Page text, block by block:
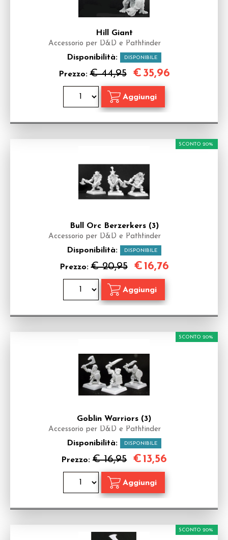
Hill Giant
Accessorio per D&D e Pathfinder
Disponibilità: DISPONIBILE
Prezzo:€ 44,95 € 35,96
Bull Orc Berzerkers (3)
Accessorio per D&D e Pathfinder
Disponibilità: DISPONIBILE
Prezzo:€ 20,95
SCONTO 20%
€16,76
Goblin Warriors (3)
Accessorio per D&D e Pathfinder
Disponibilità: DISPONIBILE
Prezzo: € 16,95
SCONTO 20%
€13,56
SCONTO 20%